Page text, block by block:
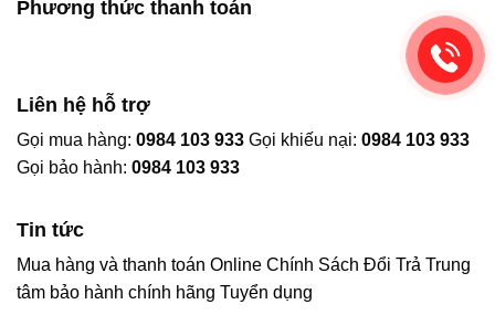
Phương thức thanh toán
Liên hệ hỗ trợ
Gọi mua hàng: 0984 103 933 Gọi khiếu nại: 0984 103 933
Gọi bảo hành: 0984 103 933
Tin tức
Mua hàng và thanh toán Online Chính Sách Đổi Trả Trung
tâm bảo hành chính hãng Tuyển dụng